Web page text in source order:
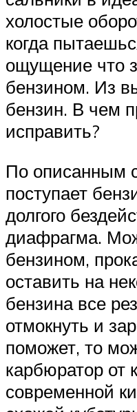
холостые
когда
ощущение что
бензином. Из
бензин. В чем
исправить?
По описанным
поступает
долгого
диафрагма.
бензином,
оставить на
бензина все
отмокнуть и
поможет, то
карбюратор от
современной